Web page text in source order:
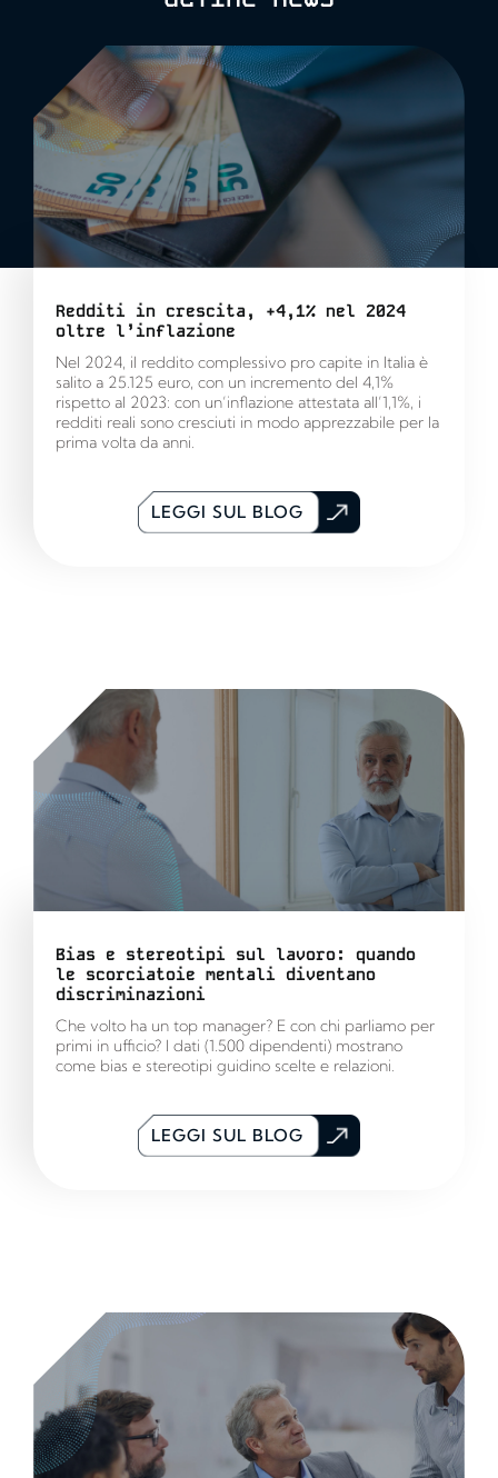
Redditi in crescita, +4,1% nel 2024
oltre l’inflazione
Nel 2024, il reddito complessivo pro capite in Italia è
salito a 25.125 euro, con un incremento del 4,1%
rispetto al 2023: con un’inflazione attestata all’1,1%, i
redditi reali sono cresciuti in modo apprezzabile per la
prima volta da anni.
LEGGI SUL BLOG
Bias e stereotipi sul lavoro: quando
le scorciatoie mentali diventano
discriminazioni
Che volto ha un top manager? E con chi parliamo per
primi in ufficio? I dati (1.500 dipendenti) mostrano
come bias e stereotipi guidino scelte e relazioni.
LEGGI SUL BLOG